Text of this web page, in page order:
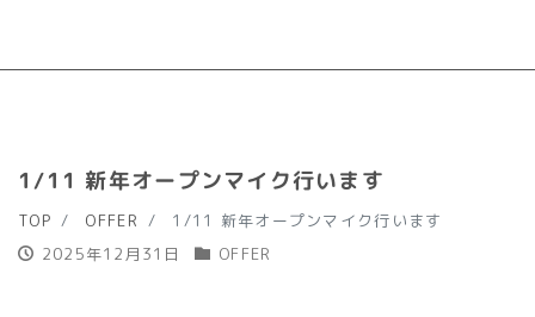
1/11 新年オープンマイク行います
TOP OFFER
1/11 新年オープンマイク行います
2025年12月31日
OFFER